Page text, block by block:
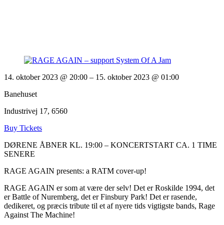
14. oktober 2023 @ 20:00 – 15. oktober 2023 @ 01:00
Banehuset
Industrivej 17, 6560
Buy Tickets
DØRENE ÅBNER KL. 19:00 – KONCERTSTART CA. 1 TIME
SENERE
RAGE AGAIN presents: a RATM cover-up!
RAGE AGAIN er som at være der selv! Det er Roskilde 1994, det
er Battle of Nuremberg, det er Finsbury Park! Det er rasende,
dedikeret, og præcis tribute til et af nyere tids vigtigste bands, Rage
Against The Machine!